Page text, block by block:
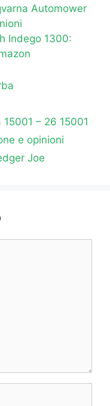
Automower
Indego 1300:
– 26 15001
e opinioni
Joe